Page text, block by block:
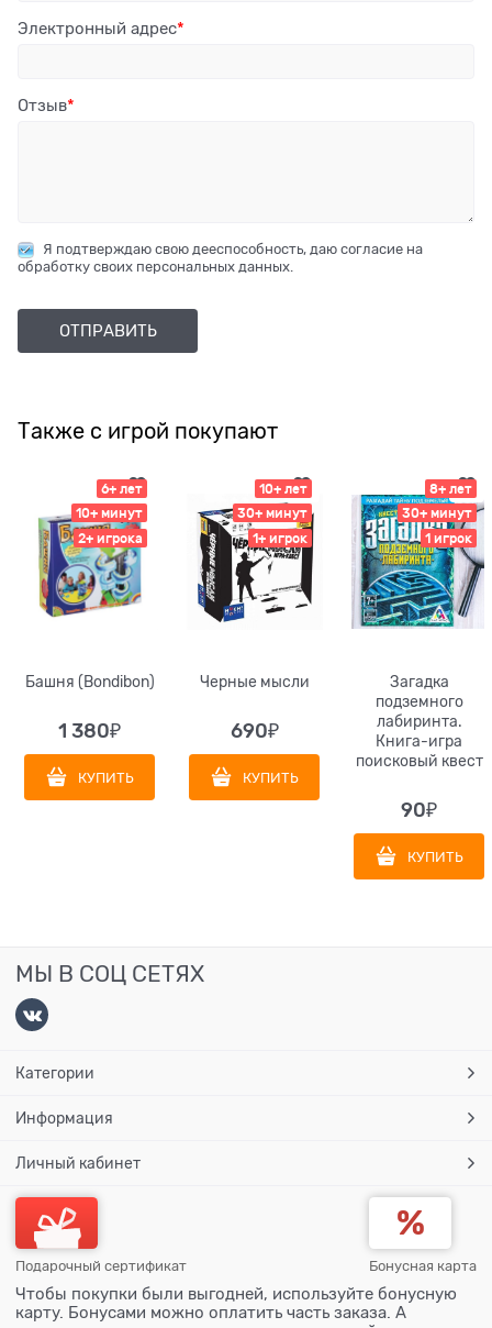
Электронный адрес
Отзыв
Я подтверждаю свою дееспособность, даю согласие на
обработку своих персональных данных.
Также с игрой покупают
6+ лет
10+ минут
2+ игрока
Башня (Bondibon)
1 380₽
КУПИТЬ
10+ лет
30+ минут
1+ игрок
Черные мысли
690₽
КУПИТЬ
8+ лет
30+ минут
1 игрок
Загадка
подземного
лабиринта.
Книга-игра
поисковый квест
90₽
КУПИТЬ
МЫ В СОЦ СЕТЯХ
Категории
Информация
Личный кабинет
Подарочный сертификат Бонусная карта
Чтобы покупки были выгодней, используйте бонусную
карту. Бонусами можно оплатить часть заказа. А